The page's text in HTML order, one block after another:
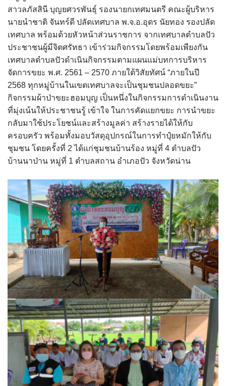
ขั้นตอนการขอรับบริการ
งบแสดงฐานะการคลัง
งบแสดงฐานะการเงิน เทศบาลตำบลปัว ประจำปีงบประมาณ 2561
ติดต่อหน่วยงาน
ที่พัก
Amante Baristro Hotel & Cafe’ @Pua
C View Home
Deply
Go Hight ‘O Village
HOMU Villa
Montha Residence
Shanti – Retreat
กรีนฮิลล์รีสอร์ท
ก๋างโต้งคอฟฟี่รีสอร์ท
ชมพูภูคารีสอร์ท
ต้นแหลงโฮมสเตย์
สาวลภัสสินี บุญยศวรพันธุ์ รองนายกเทศมนตรี คณะผู้บริหาร
นายนำชาติ จันทร์ดี ปลัดเทศบาล พ.จ.อ.อุดร นัยทอง รองปลัด
เทศบาล พร้อมด้วยหัวหน้าส่วนราชการ จากเทศบาลตำบลปัว
ประชาชนผู้มีจิตศรัทธา เข้าร่วมกิจกรรมโดยพร้อมเพียงกัน
เทศบาลตำบลปัวดำเนินกิจกรรมตามแผนแม่บทการบริหาร
จัดการขยะ พ.ศ. 2561 – 2570 ภายใต้วิสัยทัศน์ “ภายในปี
2568 ทุกหมู่บ้านในเขตเทศบาลจะเป็นชุมชนปลอดขยะ”
กิจกรรมผ้าป่าขยะฮอมบุญ เป็นหนึ่งในกิจกรรมการดำเนินงาน
ที่มุ่งเน้นให้ประชาชนรู้ เข้าใจ ในการคัดแยกขยะ การนำขยะ
กลับมาใช้ประโยชน์และสร้างมูลค่า สร้างรายได้ให้กับ
ครอบครัว พร้อมทั้งมอบวัสดุอุปกรณ์ในการทำปุ๋ยหมักให้กับ
ชุมชน โดยครั้งที่ 2 ได้แก่ชุมชนบ้านร้อง หมู่ที่ 4 ตำบลปัว
บ้านนาป่าน หมู่ที่ 1 ตำบลสถาน อำเภอปัว จังหวัดน่าน